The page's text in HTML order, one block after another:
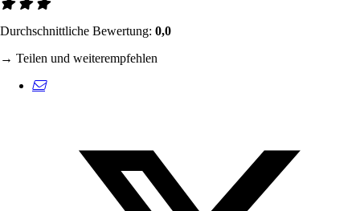
Durchschnittliche Bewertung: 0,0
→ Teilen und weiterempfehlen